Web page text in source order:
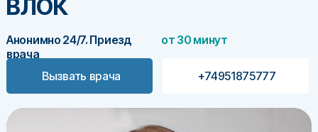
ВЛОК
от 30 минут
Анонимно 24/7. Приезд
врача
Вызвать врача
+74951875777